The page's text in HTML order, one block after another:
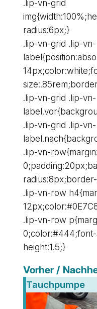
.lip-vn-grid
radius:6px;}
.lip-vn-grid .lip-vn-
.lip-vn-grid .lip-vn-
.lip-vn-grid .lip-vn-
.lip-vn-
.lip-vn-row
.lip-vn-row
0;color:#444;font-
height:1.5;}
Vorher /
Tauchpumpe